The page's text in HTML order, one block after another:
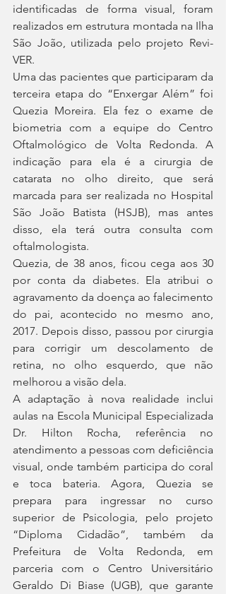
identificadas de forma visual, foram
realizados em estrutura montada na Ilha
São João, utilizada pelo projeto Revi-
VER.
Uma das pacientes que participaram da
terceira etapa do “Enxergar Além” foi
Quezia Moreira. Ela fez o exame de
biometria com a equipe do Centro
Oftalmológico de Volta Redonda. A
indicação para ela é a cirurgia de
catarata no olho direito, que será
marcada para ser realizada no Hospital
São João Batista (HSJB), mas antes
disso, ela terá outra consulta com
oftalmologista.
Quezia, de 38 anos, ficou cega aos 30
por conta da diabetes. Ela atribui o
agravamento da doença ao falecimento
do pai, acontecido no mesmo ano,
2017. Depois disso, passou por cirurgia
para corrigir um descolamento de
retina, no olho esquerdo, que não
melhorou a visão dela.
A adaptação à nova realidade inclui
aulas na Escola Municipal Especializada
Dr. Hilton Rocha, referência no
atendimento a pessoas com deficiência
visual, onde também participa do coral
e toca bateria. Agora, Quezia se
prepara para ingressar no curso
superior de Psicologia, pelo projeto
“Diploma Cidadão”, também da
Prefeitura de Volta Redonda, em
parceria com o Centro Universitário
Geraldo Di Biase (UGB), que garante